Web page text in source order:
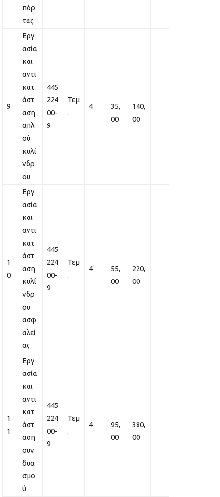
πόρ
τας
9
Εργ
ασία
και
αντι
κατ
άστ
αση
απλ
ού
κυλί
νδρ
ου
445
224
00-
9
Τεμ
.
4
35,
00
140,
00
1
0
Εργ
ασία
και
αντι
κατ
άστ
αση
κυλί
νδρ
ου
ασφ
αλεί
ας
445
224
00-
9
Τεμ
.
4
55,
00
220,
00
1
1
Εργ
ασία
και
αντι
κατ
άστ
αση
συν
δυα
σμο
ύ
445
224
00-
9
Τεμ
.
4
95,
00
380,
00